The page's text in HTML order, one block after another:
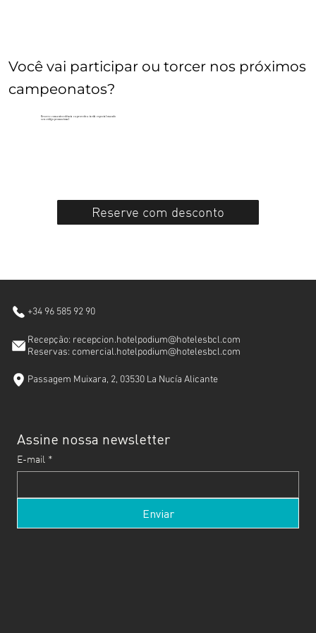
Reserve com antecedência e aproveite a tarifa especial usando
seu código promocional
Você vai participar ou torcer nos próximos
campeonatos?
Reserve com desconto
+34 96 585 92 90
Recepção: recepcion.hotelpodium@hotelesbcl.com
Reservas: comercial.hotelpodium@hotelesbcl.com
Passagem Muixara, 2, 03530 La Nucía Alicante
Assine nossa newsletter
E-mail *
Enviar